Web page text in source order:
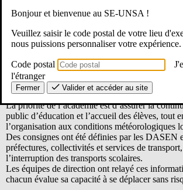
Clarifier les conditions de travail des personnels
Demander qu’il n’y ait aucune retenue de salaire
Que les personnels reçoivent des consignes
leur sécurité
Monsieur le Recteur nous a répondu ce
2026, en synthèse :
La priorité de l’académie est d’assurer la
public d’éducation et l’accueil des élèves, tout
l’organisation aux conditions météorologiques
Des consignes ont été définies par les DASEN
préfectures, collectivités et services de
l’interruption des transports scolaires.
Les équipes de direction ont relayé ces
chacun évalue sa capacité à se déplacer sans
Bonjour et bienvenue au SE-UNSA !
Veuillez saisir le code postal de votre lieu
nous puissions personnaliser votre expérience.
Code postal
l'étranger
Fermer Valider et accéder au site